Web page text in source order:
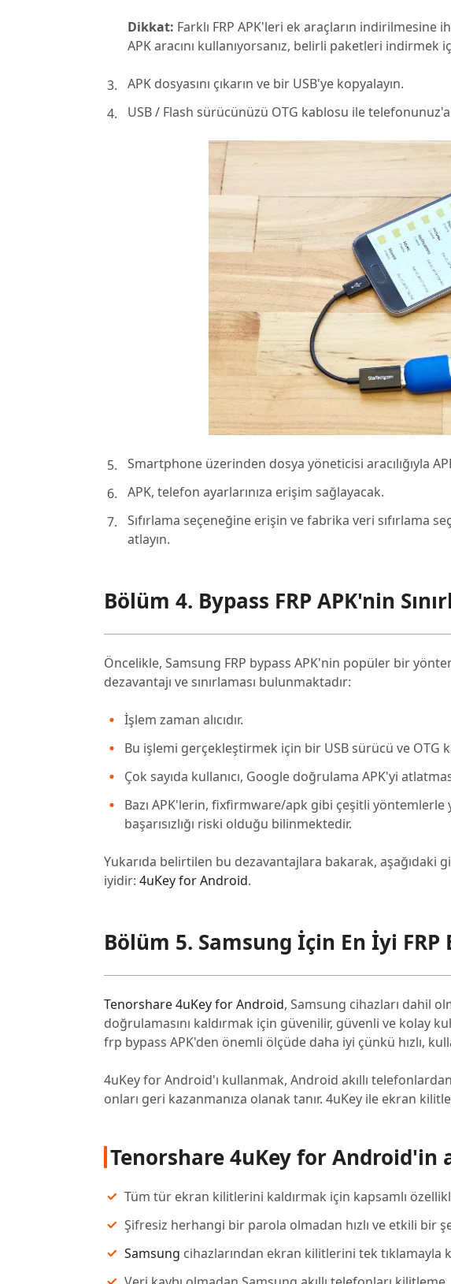
Dikkat: Farklı FRP APK'leri ek araçların
APK aracını kullanıyorsanız, belirli paketleri
APK dosyasını çıkarın ve bir USB'ye kopyalayın.
USB / Flash sürücünüzü OTG kablosu ile telefonunuz'a
Smartphone üzerinden dosya yöneticisi aracılığıyla
APK, telefon ayarlarınıza erişim sağlayacak.
Sıfırlama seçeneğine erişin ve fabrika veri sıfırlama
atlayın.
Bölüm 4. Bypass FRP APK'nin
Öncelikle, Samsung FRP bypass APK'nin popüler bir
dezavantajı ve sınırlaması bulunmaktadır:
İşlem zaman alıcıdır.
Bu işlemi gerçekleştirmek için bir USB sürücü ve OTG
Çok sayıda kullanıcı, Google doğrulama APK'yi
Bazı APK'lerin, fixfirmware/apk gibi çeşitli
başarısızlığı riski olduğu bilinmektedir.
Yukarıda belirtilen bu dezavantajlara bakarak,
iyidir: 4uKey for Android.
Bölüm 5. Samsung İçin En İyi
Tenorshare 4uKey for Android, Samsung cihazları dahil
doğrulamasını kaldırmak için güvenilir, güvenli ve kolay
frp bypass APK'den önemli ölçüde daha iyi çünkü hızlı,
4uKey for Android'ı kullanmak, Android akıllı
onları geri kazanmanıza olanak tanır. 4uKey ile ekran
Tenorshare 4uKey for Android'in
Tüm tür ekran kilitlerini kaldırmak için kapsamlı
Şifresiz herhangi bir parola olmadan hızlı ve etkili bir
Samsung cihazlarından ekran kilitlerini tek tıklamayla